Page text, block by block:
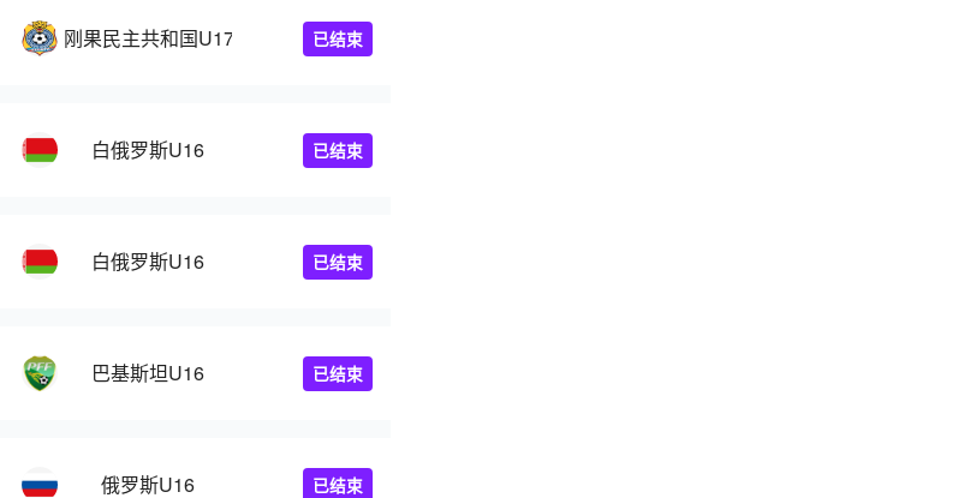
刚果民主共和国U17 已结束
白俄罗斯U16 已结束
白俄罗斯U16 已结束
巴基斯坦U16 已结束
俄罗斯U16 已结束